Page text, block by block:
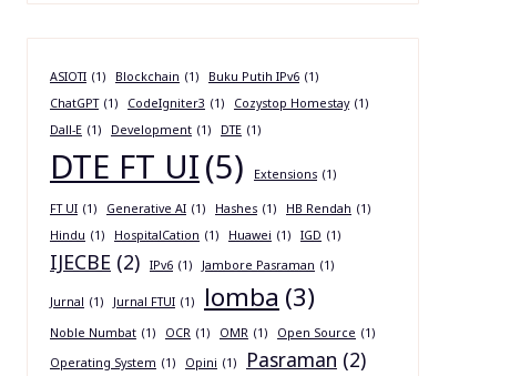
ASIOTI (1) Blockchain (1) Buku Putih IPv6 (1)
ChatGPT (1) CodeIgniter3 (1) Cozystop Homestay (1)
Dall-E (1) Development (1) DTE (1)
DTE FT UI(5) Extensions (1)
FT UI (1) Generative AI (1) Hashes (1) HB Rendah (1)
Hindu (1) HospitalCation (1) Huawei (1) IGD (1)
IJECBE (2) IPv6 (1) Jambore Pasraman (1)
Jurnal (1) Jurnal FTUI (1) lomba (3)
Noble Numbat (1) OCR (1) OMR (1) Open Source (1)
Operating System (1) Opini (1) Pasraman (2)